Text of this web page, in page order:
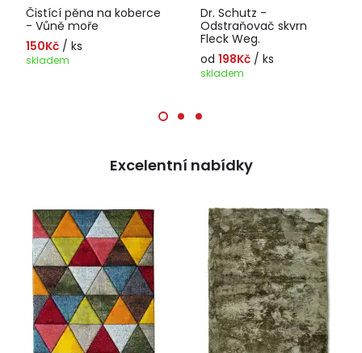
Čistící pěna na koberce
- Vůně moře
150Kč / ks
skladem
Dr. Schutz -
Odstraňovač skvrn
Fleck Weg.
od 198Kč / ks
skladem
Excelentní nabídky